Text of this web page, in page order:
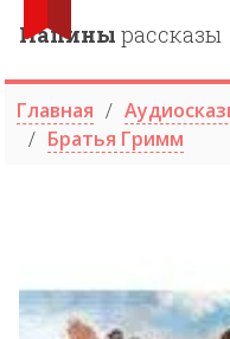
Папины рассказы
Главная
Братья Гримм